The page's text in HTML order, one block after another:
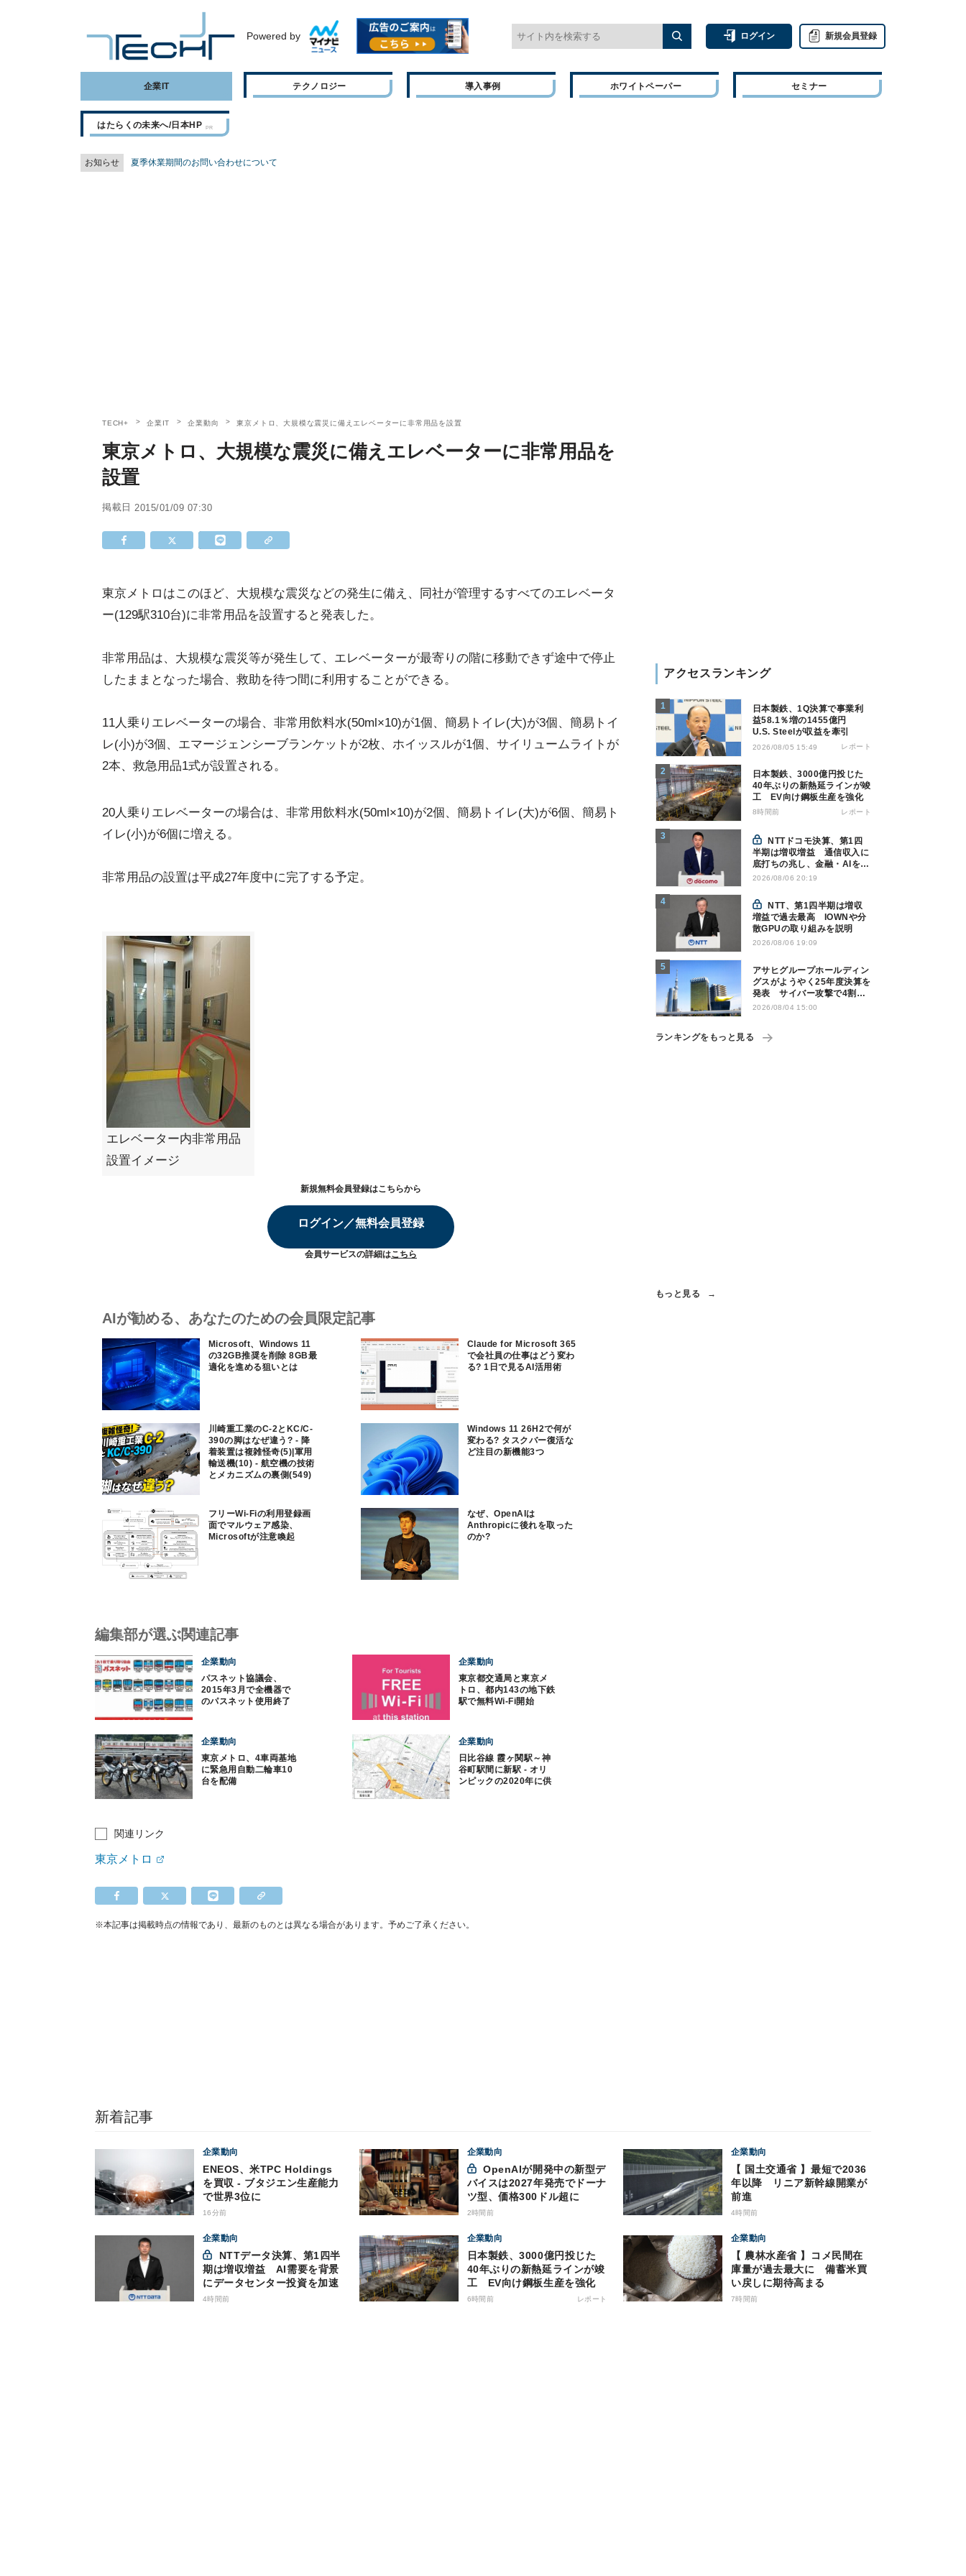
Powered by ログイン 新規会員登録
企業IT テクノロジー 導入事例 ホワイトペーパー セミナー
はたらくの未来へ/日本HP
お知らせ 夏季休業期間のお問い合わせについて
TECH+ 企業IT 企業動向 東京メトロ、大規模な震災に備えエレベーターに非常用品を設置
東京メトロ、大規模な震災に備えエレベーターに非常用品を
設置
掲載日 2015/01/09 07:30
東京メトロはこのほど、大規模な震災などの発生に備え、同社が管理するすべてのエレベータ
ー(129駅310台)に非常用品を設置すると発表した。
非常用品は、大規模な震災等が発生して、エレベーターが最寄りの階に移動できず途中で停止
したままとなった場合、救助を待つ間に利用することができる。
11人乗りエレベーターの場合、非常用飲料水(50ml×10)が1個、簡易トイレ(大)が3個、簡易トイ
レ(小)が3個、エマージェンシーブランケットが2枚、ホイッスルが1個、サイリュームライトが
2本、救急用品1式が設置される。
20人乗りエレベーターの場合は、非常用飲料水(50ml×10)が2個、簡易トイレ(大)が6個、簡易ト
イレ(小)が6個に増える。
非常用品の設置は平成27年度中に完了する予定。
エレベーター内非常用品
設置イメージ
新規無料会員登録はこちらから
ログイン／無料会員登録
会員サービスの詳細はこちら
AIが勧める、あなたのための会員限定記事
Microsoft、Windows 11
の32GB推奨を削除 8GB最
適化を進める狙いとは
Claude for Microsoft 365
で会社員の仕事はどう変わ
る? 1日で見るAI活用術
川崎重工業のC-2とKC/C-
390の脚はなぜ違う? - 降
着装置は複雑怪奇(5)|軍用
輸送機(10) - 航空機の技術
とメカニズムの裏側(549)
Windows 11 26H2で何が
変わる? タスクバー復活な
ど注目の新機能3つ
フリーWi-Fiの利用登録画
面でマルウェア感染、
Microsoftが注意喚起
なぜ、OpenAIは
Anthropicに後れを取った
のか?
アクセスランキング
日本製鉄、1Q決算で事業利
益58.1％増の1455億円
U.S. Steelが収益を牽引
2026/08/05 15:49 レポート
日本製鉄、3000億円投じた
40年ぶりの新熱延ラインが竣
工 EV向け鋼板生産を強化
8時間前 レポート
NTTドコモ決算、第1四
半期は増収増益 通信収入に
底打ちの兆し、金融・AIを強
化
2026/08/06 20:19
増益で過去最高 IOWNや分
散GPUの取り組みを説明
2026/08/06 19:09
アサヒグループホールディン
グスがようやく25年度決算を
発表 サイバー攻撃で4割減
益
2026/08/04 15:00
ランキングをもっと見る
もっと見る
編集部が選ぶ関連記事
企業動向
パスネット協議会、
2015年3月で全機器で
のパスネット使用終了
企業動向
東京都交通局と東京メ
トロ、都内143の地下鉄
駅で無料Wi-Fi開始
企業動向
東京メトロ、4車両基地
に緊急用自動二輪車10
台を配備
企業動向
日比谷線 霞ヶ関駅～神
谷町駅間に新駅 - オリ
ンピックの2020年に供
関連リンク
東京メトロ
※本記事は掲載時点の情報であり、最新のものとは異なる場合があります。予めご了承ください。
新着記事
企業動向
ENEOS、米TPC Holdings
を買収 - ブタジエン生産能力
で世界3位に
16分前
企業動向
OpenAIが開発中の新型デ
バイスは2027年発売でドーナ
ツ型、価格300ドル超に
2時間前
企業動向
【 国土交通省 】最短で2036
年以降 リニア新幹線開業が
前進
4時間前
企業動向
期は増収増益 AI需要を背景
にデータセンター投資を加速
4時間前
企業動向
日本製鉄、3000億円投じた
40年ぶりの新熱延ラインが竣
工 EV向け鋼板生産を強化
6時間前 レポート
企業動向
【 農林水産省 】コメ民間在
庫量が過去最大に 備蓄米買
い戻しに期待高まる
7時間前